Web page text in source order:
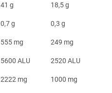
41 g 18,5 g
0,7 g 0,3 g
555 mg 249 mg
5600 ALU 2520 ALU
2222 mg 1000 mg